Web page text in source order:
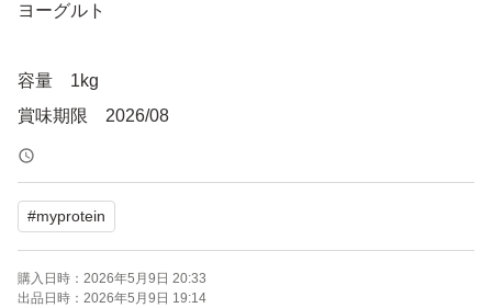
ヨーグルト
容量 1kg
賞味期限 2026/08
特徴
1食あたりタンパク質を21g含有
BCAAを4.5g配合
低糖類
＊スプーンは袋の中に入っています。
#myprotein
購入日時： 2026年5月9日 20:33
出品日時： 2026年5月9日 19:14